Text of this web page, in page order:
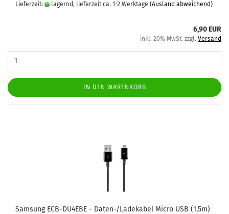
Lieferzeit:
lagernd, lieferzeit ca. 1-2 Werktage (Ausland abweichend)
6,90 EUR
inkl. 20% MwSt. zzgl. Versand
IN DEN WARENKORB
Sam­sung ECB-​DU4EBE - Daten-​​/La­de­ka­bel Micro USB (1,5m)